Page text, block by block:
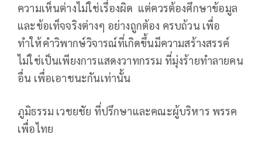
ความเห็นต่างไม่ใช่เรื่องผิด แต่ควรต้องศึกษาข้อมูล
และข้อเท็จจริงต่างๆ อย่างถูกต้อง ครบถ้วน เพื่อ
ทำให้คำวิพากษ์วิจารณ์ที่เกิดขึ้นมีความสร้างสรรค์
ไม่ใช่เป็นเพียงการแสดงวาทกรรม ที่มุ่งร้ายทำลายคน
อื่น เพื่อเอาชนะกันเท่านั้น
ภูมิธรรม เวชยชัย ที่ปรึกษาและคณะผู้บริหาร พรรค
เพื่อไทย